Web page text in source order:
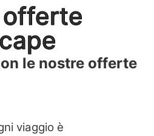
le nostre offerte
viaggio è